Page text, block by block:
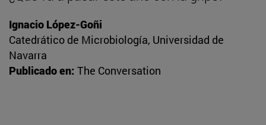
Ignacio López-Goñi
Catedrático de Microbiología, Universidad de
Navarra
Publicado en: The Conversation